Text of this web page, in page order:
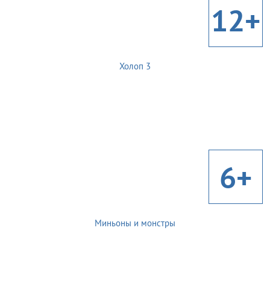
12+
Холоп 3
6+
Миньоны и монстры